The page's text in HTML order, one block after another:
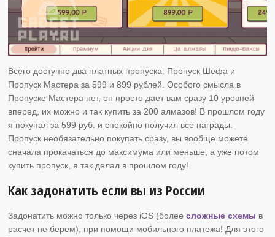
Всего доступно два платных пропуска: Пропуск Шефа и
Пропуск Мастера за 599 и 899 рублей. Особого смысла в
Пропуске Мастера нет, он просто дает вам сразу 10 уровней
вперед, их можно и так купить за 200 алмазов! В прошлом году
я покупал за 599 руб. и спокойно получил все награды.
Пропуск необязательно покупать сразу, вы вообще можете
сначала прокачаться до максимума или меньше, а уже потом
купить пропуск, я так делал в прошлом году!
Как задонатить если вы из России
Задонатить можно только через iOS (болеесложные схемы в
расчет не берем), при помощи мобильного платежа! Для этого